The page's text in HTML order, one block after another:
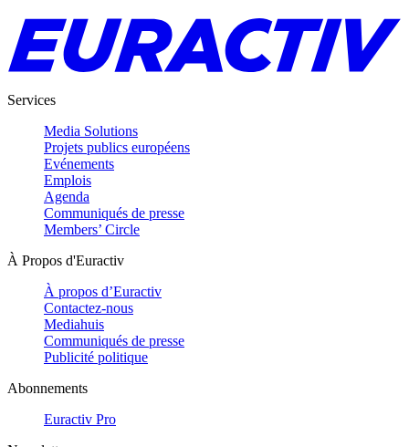
Services
Media Solutions
Projets publics européens
Evénements
Emplois
Agenda
Communiqués de presse
Members’ Circle
À Propos d'Euractiv
À propos d’Euractiv
Contactez-nous
Mediahuis
Communiqués de presse
Publicité politique
Abonnements
Euractiv Pro